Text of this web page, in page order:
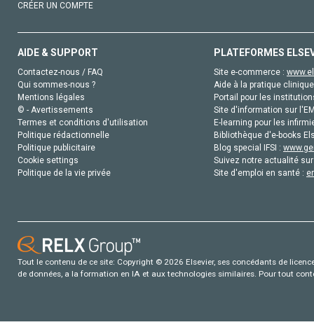
CRÉER UN COMPTE
AIDE & SUPPORT
Contactez-nous / FAQ
Qui sommes-nous ?
Mentions légales
© - Avertissements
Termes et conditions d'utilisation
Politique rédactionnelle
Politique publicitaire
Cookie settings
Politique de la vie privée
PLATEFORMES
Site e-commerce :
Aide à la pratique
Portail pour les
Site d'information sur
E-learning pour les
Bibliothèque d'e-books
Blog special IFSI :
Suivez notre actualité
Site d'emploi en santé :
Tout le contenu de ce site: Copyright © 2026 Elsevier, ses concédants de
de données, a la formation en IA et aux technologies similaires. Pour tout